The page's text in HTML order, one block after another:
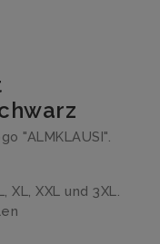
"ALMKLAUSI".
XXL und 3XL.